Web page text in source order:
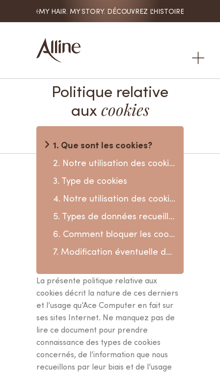
MY HAIR. MY STORY. DÉCOUVREZ L'HISTOIRE DE NOS

Politique relative
aux cookies
1. Que sont les cookies?
2. Notre utilisation des cookies
3. Type de cookies
4. Notre utilisation des cookies
5. Types de données recueillies par le biais des cookies
6. Comment bloquer les cookies
7. Modification éventuelle de la Politiques relative aux cookies
La présente politique relative aux
cookies décrit la nature de ces derniers
et l’usage qu’Ace Computer en fait sur
ses sites Internet. Ne manquez pas de
lire ce document pour prendre
connaissance des types de cookies
concernés, de l’information que nous
recueillons par leur biais et de l’usage